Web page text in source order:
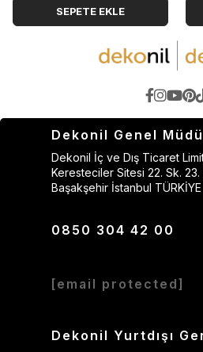
SEPETE EKLE
Dekonil Genel
Dekonil İç ve Dış Ticaret
Keresteciler Sitesi 22. Sk.
Başakşehir İstanbul TÜRKİYE
0850 304 42 00
[email protected]
Dekonil Yurtdışı